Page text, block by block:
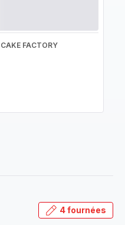
CAKE FACTORY
4 fournées